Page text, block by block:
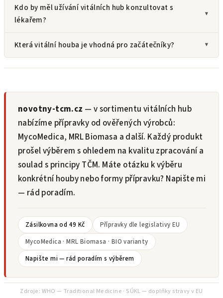
Kdo by měl užívání vitálních hub konzultovat s
lékařem?
Která vitální houba je vhodná pro začátečníky?
novotny-tcm.cz — v sortimentu vitálních hub
nabízíme přípravky od ověřených výrobců:
MycoMedica, MRL Biomasa a další. Každý produkt
prošel výběrem s ohledem na kvalitu zpracování a
soulad s principy TČM. Máte otázku k výběru
konkrétní houby nebo formy přípravku? Napište mi
— rád poradím.
Zásilkovna od 49 Kč
Přípravky dle legislativy EU
MycoMedica · MRL Biomasa · BIO varianty
Napište mi — rád poradím s výběrem
Zdroje: WHO — Traditional Medicine · SÚKL — doplňky stravy v EU